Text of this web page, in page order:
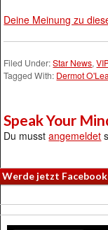
Deine Meinung zu
Filed Under:Star News,
Tagged With: Dermot
Speak Your
Du musstangemeldet
Werde jetzt